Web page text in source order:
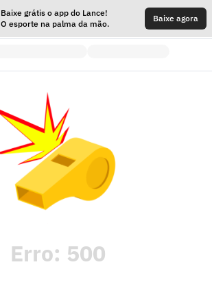
Baixe grátis o app do Lance!
O esporte na palma da mão.
Baixe agora
Erro: 500